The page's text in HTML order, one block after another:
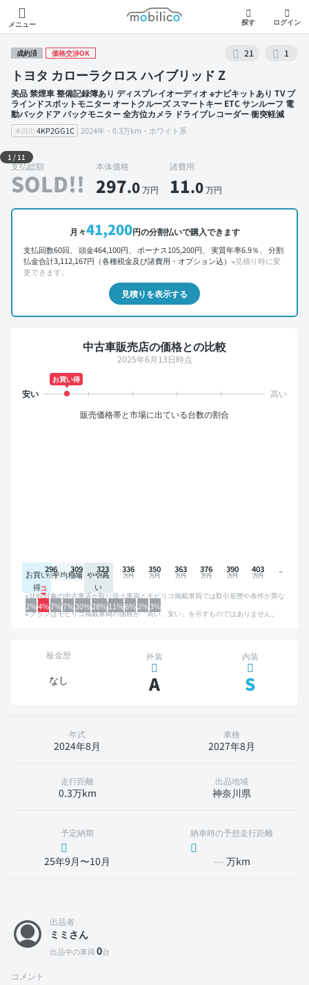
メニュー
モビリコ
探す ログイン
成約済 価格交渉OK 21 1
トヨタ カローラクロス ハイブリッド Z
美品 禁煙車 整備記録簿あり ディスプレイオーディオ ※ナビキットあり TV ブ
ラインドスポットモニター オートクルーズ スマートキー ETC サンルーフ 電
動バックドア バックモニター 全方位カメラ ドライブレコーダー 衝突軽減
車両ID 4KP2GG1C 2024年・0.3万km・ホワイト系
外装 左前
1 /11
支払総額
SOLD!!
本体価格
297.0万円
諸費用
11.0万円
月々41,200円の分割払いで購入できます
支払回数60回、 頭金464,100円、 ボーナス105,200円、 実質年率6.9％、 分割
払金合計3,112,167円（各種税金及び諸費用・オプション込） ※見積り時に変
更できます。
見積りを表示する
中古車販売店の価格との比較
2025年6月13日時点
お買い得
販売価格帯と市場に出ている台数の割合
お買い
得
平均相場 やや高
い
2%4%7%7%30%28%11%6%2%3%
296 309 323 336 350 363 376 390 403
比較対象の中古車店が取り扱う車両とモビリコ掲載車両では取引形態や条件が異な
るため、グラフは参考情報です。
グラフはモビリコ掲載車両の価格が「高い、安い」を示すものではありません。
板金歴
なし
外装
A
内装
S
年式
2024年8月
車検
2027年8月
走行距離
0.3万km
出品地域
神奈川県
予定納期
25年9月〜10月
納車時の予想走行距離
--- 万km
出品者
ミミさん
出品中の車両0台
コメント